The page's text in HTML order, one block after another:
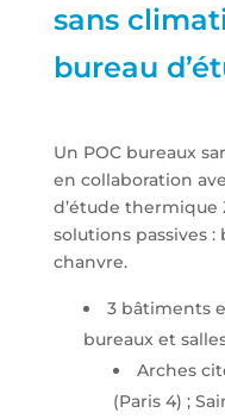
sans
bureau
Un POC bureaux
en collaboration
d’étude thermique
solutions passives :
chanvre.
3 bâtiments
bureaux et
Arches
(Paris 4) ;